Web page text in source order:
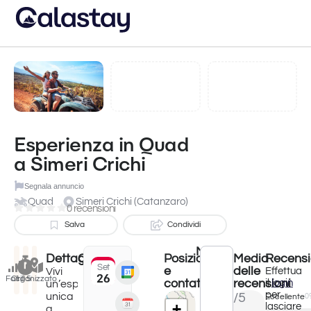
Esperienza in Quad
a Simeri Crichi
Segnala annuncio
Quad Simeri Crichi (Catanzaro)
0 recensioni
Salva Condividi
Facile
1.15h
Organizzato
Dettagli
Vivi
un’esperienza
unica
a
Quando?
Set
26
Set 26, 2025 12:00 AM
- Set 25, 2026 11:59 PM
Posizione
e
contatti
Meteo
Media
delle
recensioni
/5 Eccellente
Effettua
illogin
per
lasciare